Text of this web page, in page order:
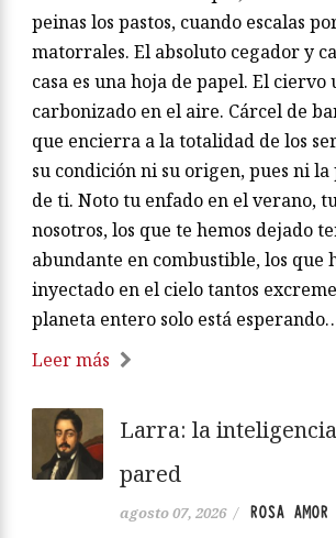
peinas los pastos, cuando escalas
matorrales. El absoluto cegador y
casa es una hoja de papel. El ciervo
carbonizado en el aire. Cárcel de
que encierra a la totalidad de los
su condición ni su origen, pues ni
de ti. Noto tu enfado en el verano,
nosotros, los que te hemos dejado
abundante en combustible, los que
inyectado en el cielo tantos
planeta entero solo está
Leer más
Larra: la
pared
agosto 07, 2026 / ROSA